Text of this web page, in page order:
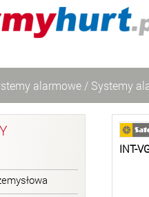
alarmowe / Systemy
INT-